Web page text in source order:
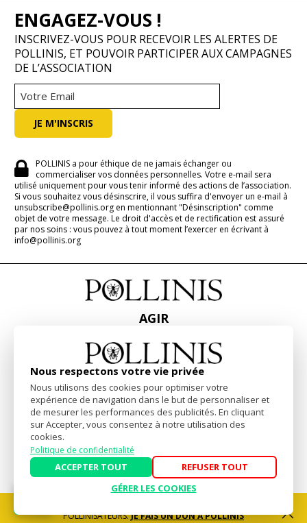
ENGAGEZ-VOUS !
INSCRIVEZ-VOUS POUR RECEVOIR LES ALERTES DE
POLLINIS, ET POUVOIR PARTICIPER AUX CAMPAGNES
DE L’ASSOCIATION
POLLINIS a pour éthique de ne jamais échanger ou
commercialiser vos données personnelles. Votre e-mail sera
utilisé uniquement pour vous tenir informé des actions de l’association.
Si vous souhaitez vous désinscrire, il vous suffira d'envoyer un e-mail à
unsubscribe@pollinis.org en mentionnant "Désinscription" comme
objet de votre message. Le droit d'accès et de rectification est assuré
par nos soins : vous pouvez à tout moment l’exercer en écrivant à
info@pollinis.org
AGIR
CONTACT
PRESSE
RAPPORTS & BILANS
FacebookLinkedinInstagram
Mentions Légales-
Politique de confidentialité
Website by
akiprod
POLLINISATEURS.JE FAIS UN DON À POLLINIS
Nous respectons votre vie privée
Nous utilisons des cookies pour optimiser votre
expérience de navigation dans le but de personnaliser et
de mesurer les performances des publicités. En cliquant
sur Accepter, vous consentez à notre utilisation des
cookies.
Politique de confidentialité
ACCEPTER TOUT
REFUSER TOUT
GÉRER LES COOKIES